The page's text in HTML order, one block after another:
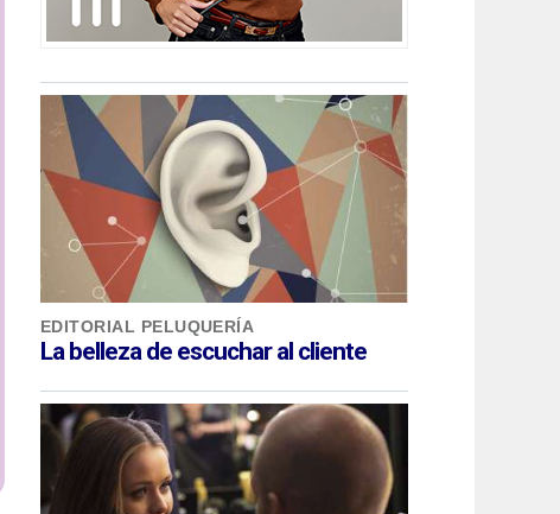
EDITORIAL PELUQUERÍA
La belleza de escuchar al cliente